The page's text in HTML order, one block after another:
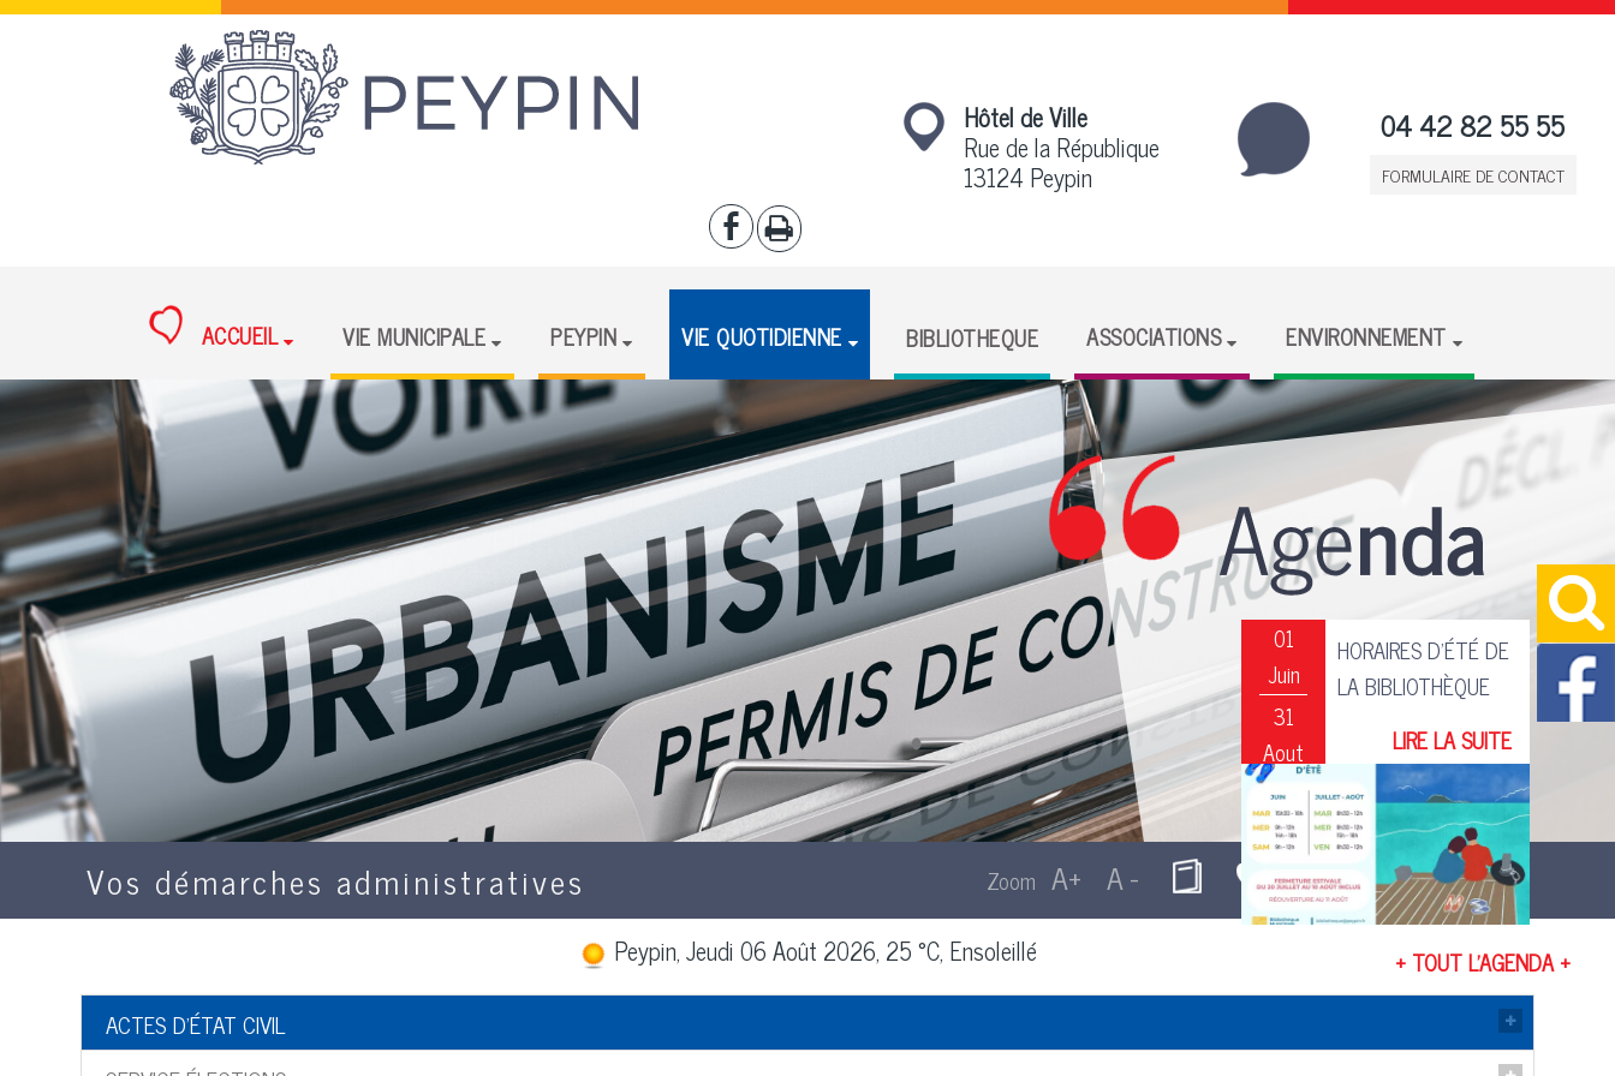
Hôtel de Ville
Rue de la République
13124 Peypin
04 42 82 55 55
FORMULAIRE DE CONTACT
ACCUEIL VIE MUNICIPALE PEYPIN VIE QUOTIDIENNE BIBLIOTHEQUE ASSOCIATIONS ENVIRONNEMENT
01
Juin
31
Aout
HORAIRES D'ÉTÉ DE
LA BIBLIOTHÈQUE
Aout
+ TOUT L'AGENDA +
Vos démarches administratives
Peypin, Jeudi 06 Août 2026, 25 °C, Ensoleillé
ACTES D'ÉTAT CIVIL